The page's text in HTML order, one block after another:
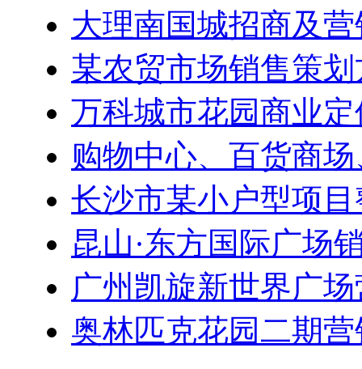
大理南国城招商及
某农贸市场销售策
万科城市花园商业
购物中心、百货商
长沙市某小户型项
昆山·东方国际广场
广州凯旋新世界广
奥林匹克花园二期